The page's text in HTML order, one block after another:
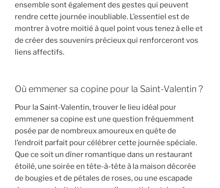
ensemble sont également des gestes qui peuvent
rendre cette journée inoubliable. L’essentiel est de
montrer à votre moitié à quel point vous tenez à elle et
de créer des souvenirs précieux qui renforceront vos
liens affectifs.
Où emmener sa copine pour la Saint-Valentin ?
Pour la Saint-Valentin, trouver le lieu idéal pour
emmener sa copine est une question fréquemment
posée par de nombreux amoureux en quête de
l’endroit parfait pour célébrer cette journée spéciale.
Que ce soit un dîner romantique dans un restaurant
étoilé, une soirée en tête-à-tête à la maison décorée
de bougies et de pétales de roses, ou une escapade